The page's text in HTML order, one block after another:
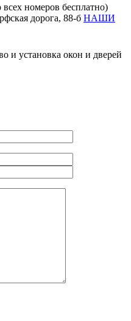
номеров бесплатно)
дорога, 88-б НАШИ
и установка окон и дверей